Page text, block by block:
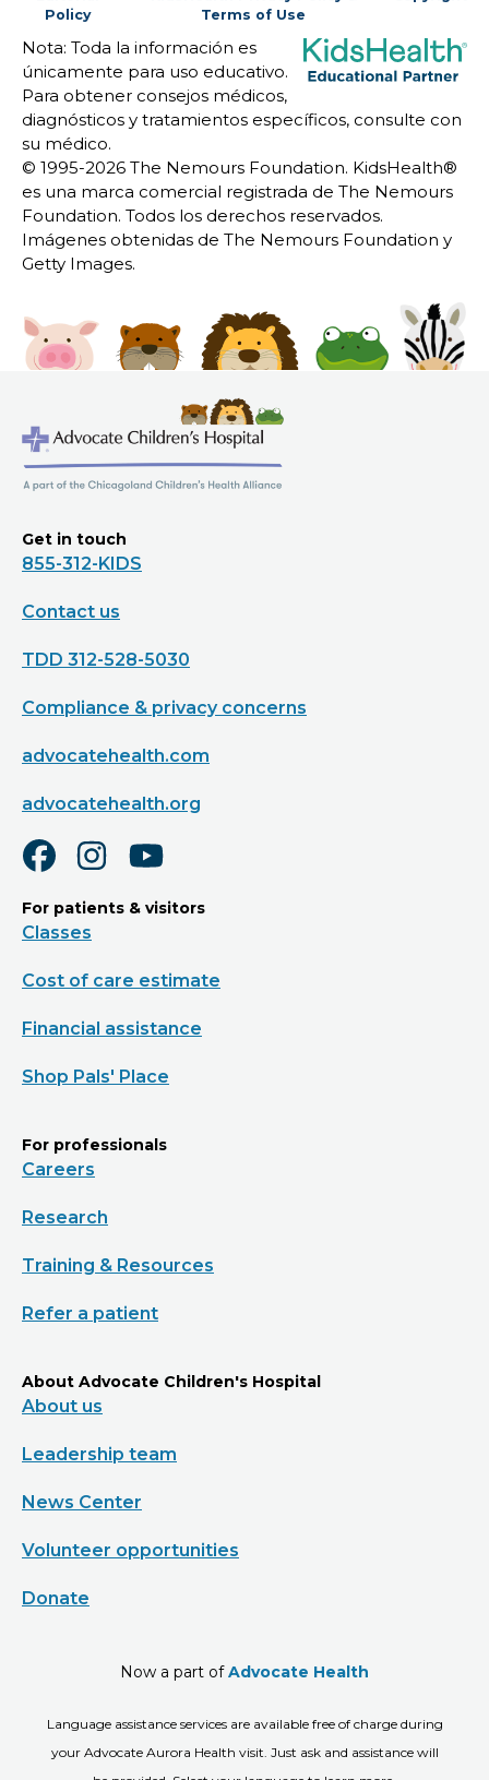
Policy
Terms of Use
Nota: Toda la información es
únicamente para uso educativo.
Para obtener consejos médicos,
diagnósticos y tratamientos específicos, consulte con
su médico.
© 1995-2026 The Nemours Foundation. KidsHealth®
es una marca comercial registrada de The Nemours
Foundation. Todos los derechos reservados.
Imágenes obtenidas de The Nemours Foundation y
Getty Images.
Get in touch
855-312-KIDS
Contact us
TDD 312-528-5030
Compliance & privacy concerns
advocatehealth.com
advocatehealth.org
For patients & visitors
Classes
Cost of care estimate
Financial assistance
Shop Pals' Place
For professionals
Careers
Research
Training & Resources
Refer a patient
About Advocate Children's Hospital
About us
Leadership team
News Center
Volunteer opportunities
Donate
Now a part ofAdvocate Health
Language assistance services are available free of charge during
your Advocate Aurora Health visit. Just ask and assistance will